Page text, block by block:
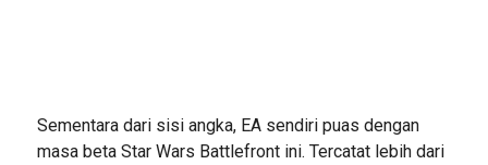
Sementara dari sisi angka, EA sendiri puas dengan
masa beta Star Wars Battlefront ini. Tercatat lebih dari